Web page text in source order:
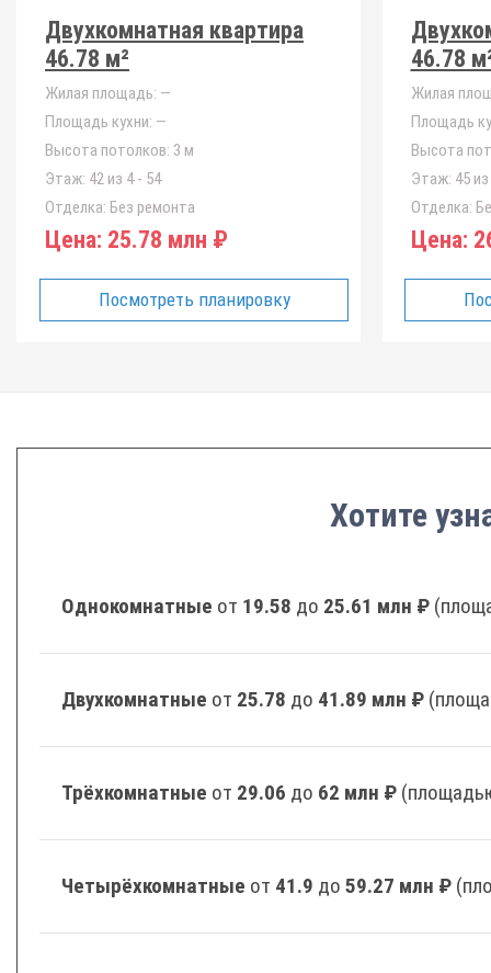
Двухкомнатная квартира
46.78 м²
Жилая площадь: —
Площадь кухни: —
Высота потолков: 3 м
Этаж: 42 из 4 - 54
Отделка: Без ремонта
Цена: 25.78 млн ₽
Посмотреть планировку
46.78
Жилая
Площадь
Высота
Этаж: 45
Отделка:
Цена:
Хотите
Однокомнатные от 19.58 до 25.61 млн ₽
Двухкомнатные от 25.78 до 41.89 млн ₽
Трёхкомнатные от 29.06 до 62 млн ₽
Четырёхкомнатные от 41.9 до 59.27 млн ₽